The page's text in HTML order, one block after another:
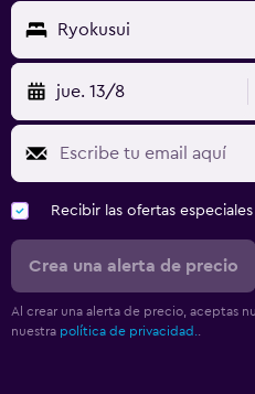
Ryokusui
jue. 13/8
Recibir las ofertas
Crea una alerta de precio
Al crear una alerta de precio, aceptas
nuestra política de privacidad.